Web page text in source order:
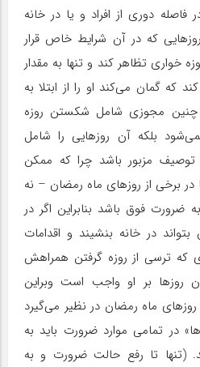
دوری از افراد و یا در خانه
که در آن شرایط خاص قرار
خواری تظاهر کند و تنها به مقدار
که گمان می‌کند او را از ابتلا به
چنین مجوزی شامل شکستن روزه
بلکه آن روزهایی را شامل
مزبور باشد چرا که ممکن
برخی از روزهای ماه رمضان – نه
فوق باشد بنابراین اگر در
در خانه بنشیند و اقدامات
که ترسی از روزه گرفتن همراهش
روزها بر او واجب است وبراین
ماه رمضان در نظیر می‌گیرد
در تمامی موارد ضرورت باید به
(تنها تا رفع حالت ضرورت و به